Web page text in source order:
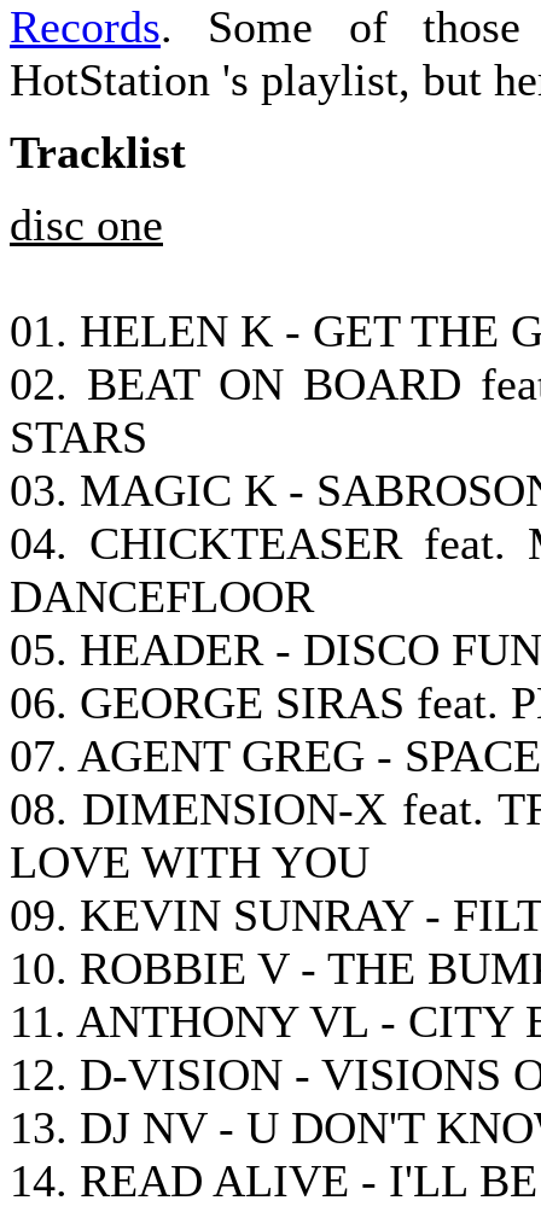
Records. Some of
HotStation 's playlist, but
Tracklist
disc one
01. HELEN K - GET THE
02. BEAT ON BOARD
STARS
03. MAGIC K -
04. CHICKTEASER
DANCEFLOOR
05. HEADER - DISCO FUN
06. GEORGE SIRAS feat.
07. AGENT GREG -
08. DIMENSION-X feat.
LOVE WITH YOU
09. KEVIN SUNRAY -
10. ROBBIE V - THE
11. ANTHONY VL - CITY
12. D-VISION - VISIONS
13. DJ NV - U DON'T
14. READ ALIVE - I'LL